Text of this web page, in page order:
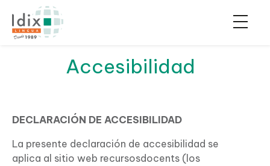
Accesibilidad
DECLARACIÓN DE ACCESIBILIDAD
La presente declaración de accesibilidad se
aplica al sitio web recursosdocents (los